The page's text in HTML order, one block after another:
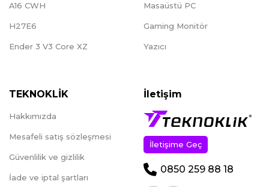
A16 CWH
H27E6
Ender 3 V3 Core XZ
Masaüstü PC
Gaming Monitör
Yazıcı
TEKNOKLİK
Hakkımızda
Mesafeli satış sözleşmesi
Güvenlilik ve gizlilik
İade ve iptal şartları
İletişim
İletişime Geç
0850 259 88 18